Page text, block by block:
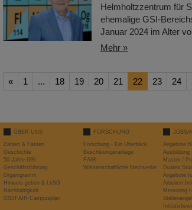
Helmholtzzentrum für
ehemalige GSI-
Januar 2024 im Alter
Mehr »
« 1 ... 18 19 20 21 22 23 24
ÜBER UNS
Zahlen & Fakten
Geschichte
50 Jahre GSI
Geschäftsführung
Organigramm
Hinweis geben & LkSG
Nachhaltigkeit
GSI/FAIR-Campusplan
FORSCHUNG
Forschung - Ein Überblick
Beschleunigeranlage
FAIR
Wissenschaftliche Netzwerke
JOBS/
Angebote
Ausbildung
Master /
Duales
Angebote
Arbeiten
Mentoring